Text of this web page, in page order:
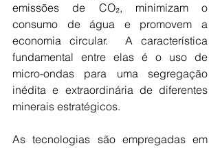
emissões de CO₂, minimizam o
consumo de água e promovem a
economia circular.  A característica
fundamental entre elas é o uso de
micro-ondas para uma segregação
inédita e extraordinária de diferentes
minerais estratégicos.
As tecnologias são empregadas em